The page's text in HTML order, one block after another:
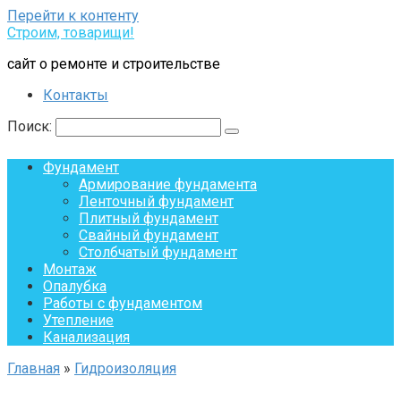
Перейти к контенту
Строим, товарищи!
сайт о ремонте и строительстве
Контакты
Поиск:
Фундамент
Армирование фундамента
Ленточный фундамент
Плитный фундамент
Свайный фундамент
Столбчатый фундамент
Монтаж
Опалубка
Работы с фундаментом
Утепление
Канализация
Главная » Гидроизоляция